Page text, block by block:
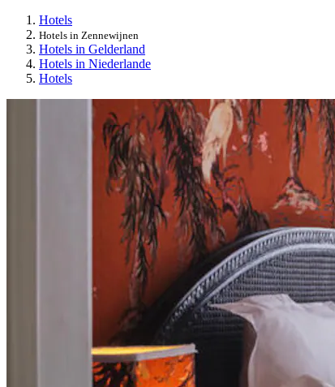
Hotels
Hotels in Zennewijnen
Hotels in Gelderland
Hotels in Niederlande
Hotels